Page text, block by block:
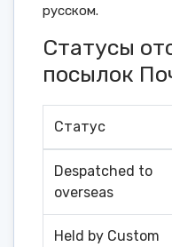
русском.
Статусы
посылок
Статус
Despatched to
overseas
Held by Custom